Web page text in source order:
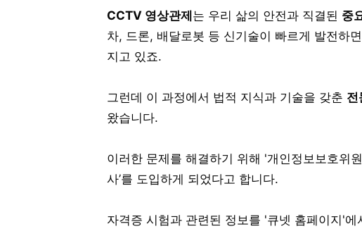
CCTV 영상관제 는 우리 삶의 안전과 직결된 중
차, 드론, 배달로봇 등 신기술이 빠르게 발전하
지고 있죠.
그런데 이 과정에서 법적 지식과 기술을 갖춘 전
왔습니다.
이러한 문제를 해결하기 위해 '개인정보보호위
사’를 도입하게 되었다고 합니다.
자격증 시험과 관련된 정보를 '큐넷 홈페이지'에